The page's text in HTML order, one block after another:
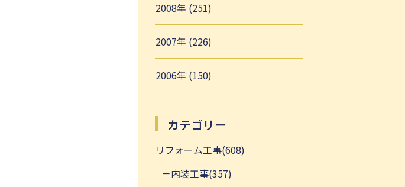
2008年 (251)
2007年 (226)
2006年 (150)
カテゴリー
リフォーム工事(608)
内装工事(357)